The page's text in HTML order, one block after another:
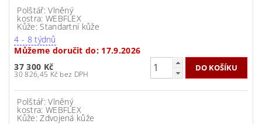
Polštář: Vlněný
kostra: WEBFLEX
Kůže: Standartní kůže
4 - 8 týdnů
Můžeme doručit do: 17.9.2026
37 300 Kč
30 826,45 Kč bez DPH
Polštář: Vlněný
kostra: WEBFLEX
Kůže: Zdvojená kůže